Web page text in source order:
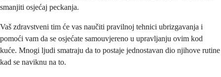
smanjiti osjećaj peckanja.
Vaš zdravstveni tim će vas naučiti pravilnoj tehnici ubrizgavanja i
pomoći vam da se osjećate samouvjereno u upravljanju ovim kod
kuće. Mnogi ljudi smatraju da to postaje jednostavan dio njihove rutine
kad se naviknu na to.